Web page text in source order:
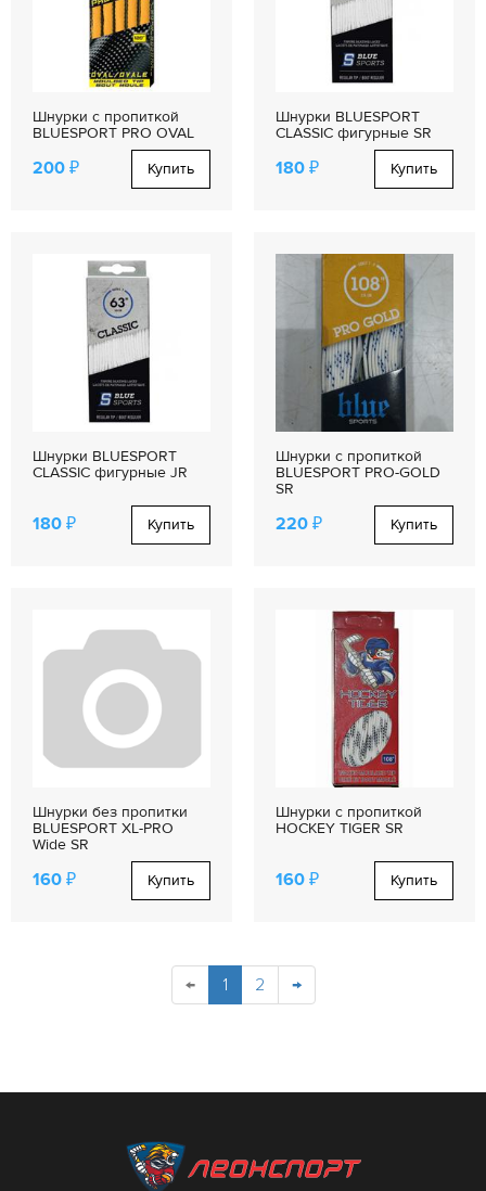
Шнурки с пропиткой
BLUESPORT PRO OVAL
200 ₽ Купить
Шнурки BLUESPORT
CLASSIC фигурные SR
180 ₽ Купить
Шнурки BLUESPORT
CLASSIC фигурные JR
180 ₽ Купить
Шнурки с пропиткой
BLUESPORT PRO-GOLD
SR
220 ₽ Купить
Шнурки без пропитки
BLUESPORT XL-PRO
Wide SR
160 ₽ Купить
Шнурки с пропиткой
HOCKEY TIGER SR
160 ₽ Купить
← 1 2 →